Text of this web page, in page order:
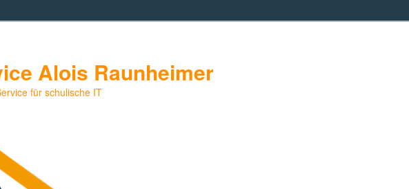
Alois Raunheimer
für schulische IT